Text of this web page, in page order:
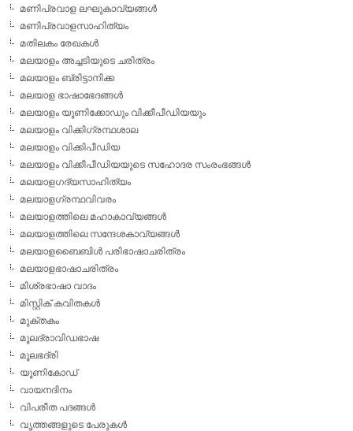
മണിപ്രവാള ലഘുകാവ്യങ്ങള്‍
മണിപ്രവാളസാഹിത്യം
മതിലകം രേഖകള്‍
മലയാളം അച്ചടിയുടെ ചരിത്രം
മലയാളം ബ്രിട്ടാനിക്ക
മലയാള ഭാഷാഭേദങ്ങള്‍
മലയാളം യൂണിക്കോഡും വിക്കീപീഡിയയും
മലയാളം വിക്കിഗ്രന്ഥശാല
മലയാളം വിക്കിപീഡിയ
മലയാളം വിക്കീപീഡിയയുടെ സഹോദര സംരംഭങ്ങള്‍
മലയാളഗദ്യസാഹിത്യം
മലയാളഗ്രന്ഥവിവരം
മലയാളത്തിലെ മഹാകാവ്യങ്ങള്‍
മലയാളത്തിലെ സന്ദേശകാവ്യങ്ങള്‍
മലയാളബൈബിള്‍ പരിഭാഷാചരിത്രം
മലയാളഭാഷാചരിത്രം
മിശ്രഭാഷാ വാദം
മിസ്റ്റിക് കവിതകള്‍
മുക്തകം
മൂലദ്രാവിഡഭാഷ
മൂലഭദ്രി
യൂണികോഡ്
വായനദിനം
വിപരീത പദങ്ങള്‍
വൃത്തങ്ങളുടെ പേരുകള്‍